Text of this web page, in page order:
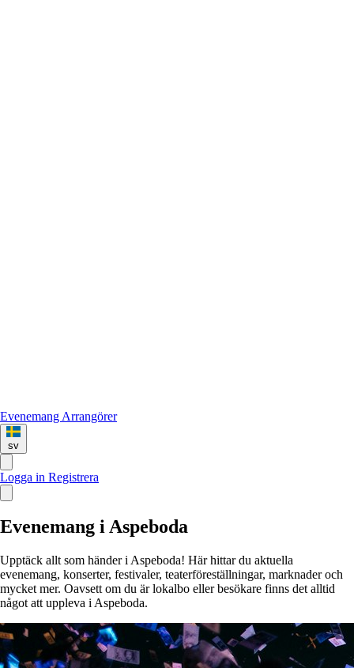
Evenemang Arrangörer
sv
Logga in Registrera
Evenemang i Aspeboda
Upptäck allt som händer i Aspeboda! Här hittar du aktuella
evenemang, konserter, festivaler, teaterföreställningar, marknader och
mycket mer. Oavsett om du är lokalbo eller besökare finns det alltid
något att uppleva i Aspeboda.